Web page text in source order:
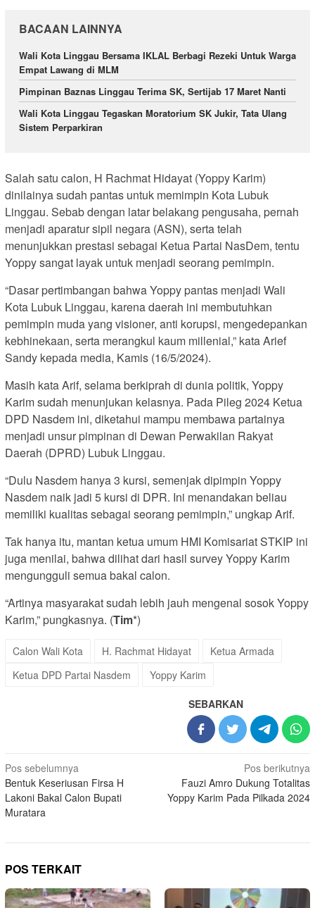
BACAAN LAINNYA
Wali Kota Linggau Bersama IKLAL Berbagi Rezeki Untuk Warga
Empat Lawang di MLM
Pimpinan Baznas Linggau Terima SK, Sertijab 17 Maret Nanti
Wali Kota Linggau Tegaskan Moratorium SK Jukir, Tata Ulang
Sistem Perparkiran
Salah satu calon, H Rachmat Hidayat (Yoppy Karim)
dinilainya sudah pantas untuk memimpin Kota Lubuk
Linggau. Sebab dengan latar belakang pengusaha, pernah
menjadi aparatur sipil negara (ASN), serta telah
menunjukkan prestasi sebagai Ketua Partai NasDem, tentu
Yoppy sangat layak untuk menjadi seorang pemimpin.
“Dasar pertimbangan bahwa Yoppy pantas menjadi Wali
Kota Lubuk Linggau, karena daerah ini membutuhkan
pemimpin muda yang visioner, anti korupsi, mengedepankan
kebhinekaan, serta merangkul kaum millenial,” kata Arief
Sandy kepada media, Kamis (16/5/2024).
Masih kata Arif, selama berkiprah di dunia politik, Yoppy
Karim sudah menunjukan kelasnya. Pada Pileg 2024 Ketua
DPD Nasdem ini, diketahui mampu membawa partainya
menjadi unsur pimpinan di Dewan Perwakilan Rakyat
Daerah (DPRD) Lubuk Linggau.
“Dulu Nasdem hanya 3 kursi, semenjak dipimpin Yoppy
Nasdem naik jadi 5 kursi di DPR. Ini menandakan beliau
memiliki kualitas sebagai seorang pemimpin,” ungkap Arif.
Tak hanya itu, mantan ketua umum HMI Komisariat STKIP ini
juga menilai, bahwa dilihat dari hasil survey Yoppy Karim
mengungguli semua bakal calon.
“Artinya masyarakat sudah lebih jauh mengenal sosok Yoppy
Karim,” pungkasnya. (Tim*)
Calon Wali Kota H. Rachmat Hidayat
Ketua Armada
Ketua DPD Partai Nasdem
Yoppy Karim
SEBARKAN
Navigasi
pos
Pos sebelumnya
Bentuk Keseriusan Firsa H
Lakoni Bakal Calon Bupati
Muratara
Pos berikutnya
Fauzi Amro Dukung Totalitas
Yoppy Karim Pada Pilkada 2024
POS TERKAIT